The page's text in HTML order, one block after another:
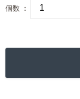
個数 ：